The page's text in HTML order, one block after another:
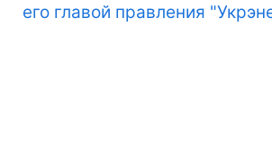
его главой правления